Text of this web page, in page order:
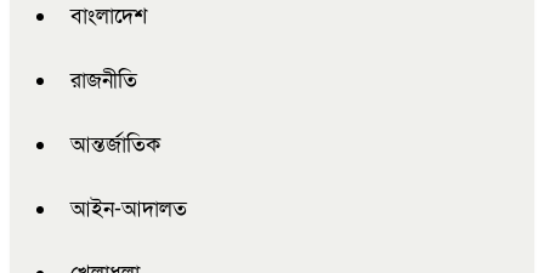
বাংলাদেশ
রাজনীতি
আন্তর্জাতিক
আইন-আদালত